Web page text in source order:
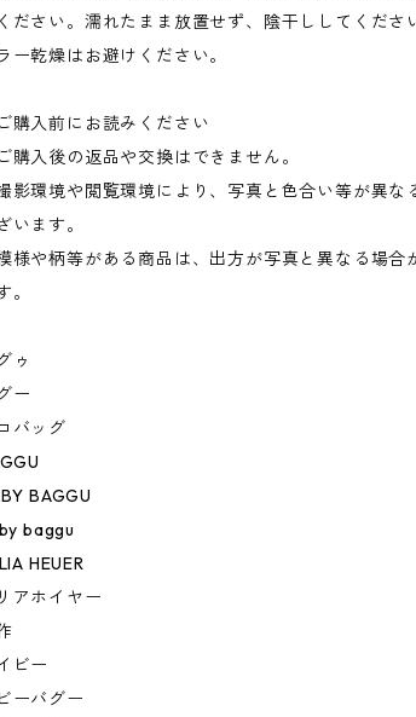
ださい。濡れたまま放置せず、陰干ししてくださ
ー乾燥はお避けください。
購入前にお読みください
購入後の返品や交換はできません。
影環境や閲覧環境により、写真と色合い等が異な
います。
様や柄等がある商品は、出方が写真と異なる場合
。
ゥ
ー
バッグ
BAGGU
baggu
HEUER
アホイヤー
ビー
ーバグー